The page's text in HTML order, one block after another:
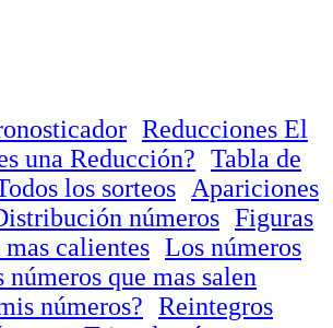
Reducciones El
una Reducción? Tabla de
los sorteos
Apariciones
números Figuras
calientes Los números
números que mas salen
números? Reintegros